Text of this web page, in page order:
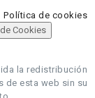
Política de cookies
Cookies
la redistribución
de esta web sin su